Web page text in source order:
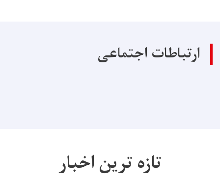
ارتباطات اجتماعی
تازه ترین اخبار